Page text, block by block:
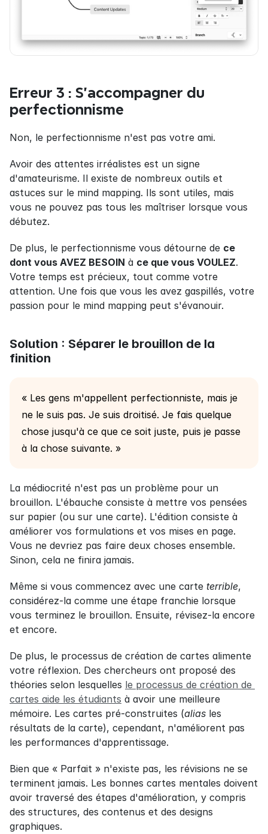
Erreur 3 : S'accompagner du
perfectionnisme
Non, le perfectionnisme n'est pas votre ami.
Avoir des attentes irréalistes est un signe
d'amateurisme. Il existe de nombreux outils et
astuces sur le mind mapping. Ils sont utiles, mais
vous ne pouvez pas tous les maîtriser lorsque vous
débutez.
De plus, le perfectionnisme vous détourne de ce
dont vous AVEZ BESOIN à ce que vous VOULEZ.
Votre temps est précieux, tout comme votre
attention. Une fois que vous les avez gaspillés, votre
passion pour le mind mapping peut s'évanouir.
Solution : Séparer le brouillon de la
finition
« Les gens m'appellent perfectionniste, mais je
ne le suis pas. Je suis droitisé. Je fais quelque
chose jusqu'à ce que ce soit juste, puis je passe
à la chose suivante. »
La médiocrité n'est pas un problème pour un
brouillon. L'ébauche consiste à mettre vos pensées
sur papier (ou sur une carte). L'édition consiste à
améliorer vos formulations et vos mises en page.
Vous ne devriez pas faire deux choses ensemble.
Sinon, cela ne finira jamais.
Même si vous commencez avec une carte terrible,
considérez-la comme une étape franchie lorsque
vous terminez le brouillon. Ensuite, révisez-la encore
et encore.
De plus, le processus de création de cartes alimente
votre réflexion. Des chercheurs ont proposé des
théories selon lesquelles le processus de création de
cartes aide les étudiants à avoir une meilleure
mémoire. Les cartes pré-construites (alias les
résultats de la carte), cependant, n'améliorent pas
les performances d'apprentissage.
Bien que « Parfait » n'existe pas, les révisions ne se
terminent jamais. Les bonnes cartes mentales doivent
avoir traversé des étapes d'amélioration, y compris
des structures, des contenus et des designs
graphiques.